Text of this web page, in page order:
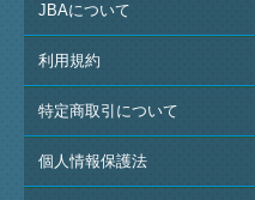
JBAについて
利用規約
特定商取引について
個人情報保護法